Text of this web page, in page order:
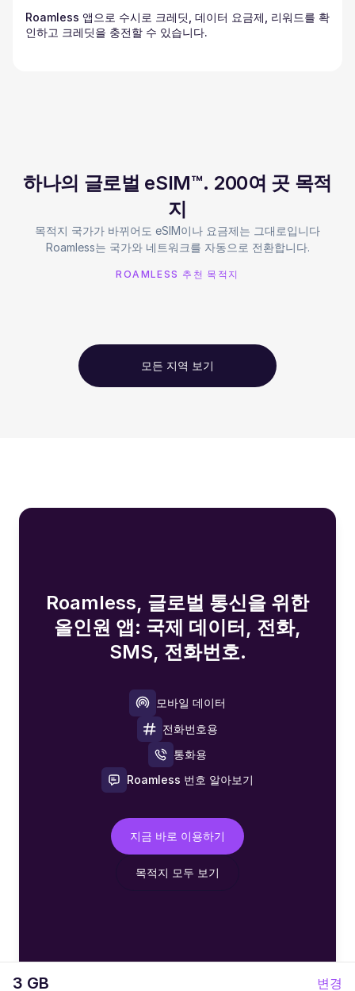
3 GB 변경
Roamless 앱으로 수시로 크레딧, 데이터 요금제, 리워드를 확
인하고 크레딧을 충전할 수 있습니다.
하나의 글로벌 eSIM™. 200여 곳 목적
지
목적지 국가가 바뀌어도 eSIM이나 요금제는 그대로입니다
Roamless는 국가와 네트워크를 자동으로 전환합니다.
ROAMLESS 추천 목적지
모든 지역 보기
Roamless, 글로벌 통신을 위한
올인원 앱: 국제 데이터, 전화,
SMS, 전화번호.
모바일 데이터
전화번호용
통화용
Roamless 번호 알아보기
지금 바로 이용하기
목적지 모두 보기